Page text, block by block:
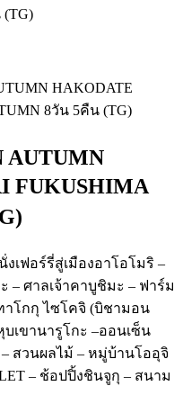
(TG)
FUKUSHIMA
เฟอร์รี่สู่เมืองอาโอโมริ –
– ศาลเจ้าคาบูชิมะ – ฟาร์ม
าโกกุ ไซโคจิ (บิชามอน
เขานารูโกะ –ออนเซ็น
สวนผลไม้ – หมู่บ้านโออุจิ
– ช้อปปิ้งชินจูกุ – สนาม